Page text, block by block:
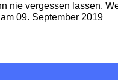
nie vergessen lassen.
09. September 2019